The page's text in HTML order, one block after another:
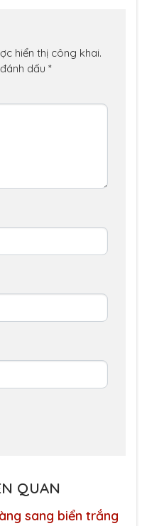
hiển thị công khai.
dấu *
QUAN
sang biển trắng